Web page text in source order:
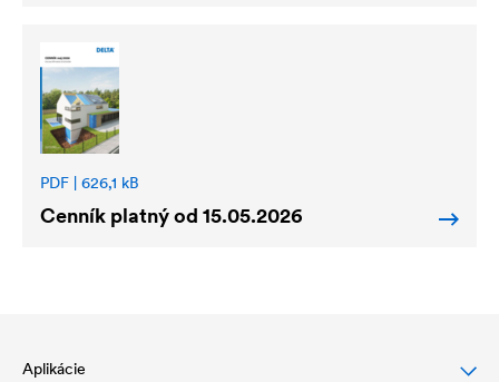
PDF | 626,1 kB
Cenník platný od 15.05.2026
Aplikácie